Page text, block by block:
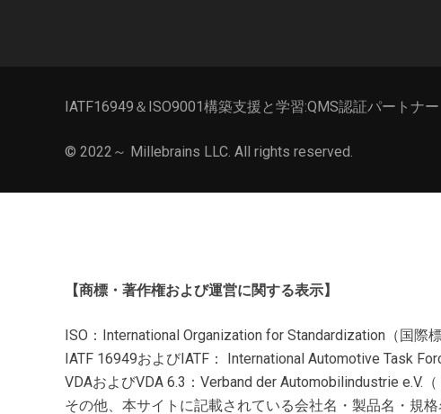
IATF16949＆ISO9001構築支援と学習:QMS認証パートナー
© 2022～ Millebrains LLC. All rights reserved.
【商標・著作権および運営に関する表示】
ISO：International Organization for Standardization（国際
IATF 16949およびIATF： International Automotive Task
VDAおよびVDA 6.3：Verband der Automobilindustrie e.V.
その他、本サイトに記載されている会社名・製品名・規